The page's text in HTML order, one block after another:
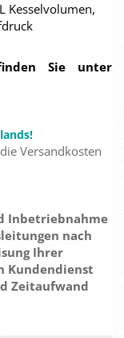
Kesselvolumen,
Sie unter
Versandkosten
Inbetriebnahme
nach
Ihrer
Kundendienst
Zeitaufwand